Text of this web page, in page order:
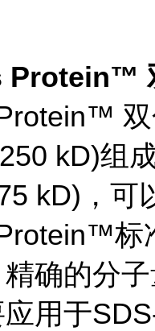
kD)组
kD)，可
标
确的分
用于